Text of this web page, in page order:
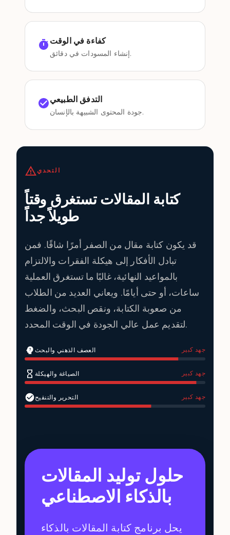
كفاءة في الوقت
إنشاء المسودات في دقائق.
التدفق الطبيعي
جودة المحتوى الشبيهة بالإنسان.
التحدي
كتابة المقالات تستغرق وقتاً
طويلاً جداً
قد يكون كتابة مقال من الصفر أمرًا شاقًا. فمن
تبادل الأفكار إلى هيكلة الفقرات والالتزام
بالمواعيد النهائية، غالبًا ما تستغرق العملية
ساعات، أو حتى أيامًا. ويعاني العديد من الطلاب
من صعوبة الكتابة، ونقص البحث، والضغط
لتقديم عمل عالي الجودة في الوقت المحدد.
العصف الذهني والبحث جهد كبير
الصياغة والهيكلة جهد كبير
التحرير والتنقيح جهد كبير
حلول توليد المقالات
بالذكاء الاصطناعي
يحل برنامج كتابة المقالات بالذكاء